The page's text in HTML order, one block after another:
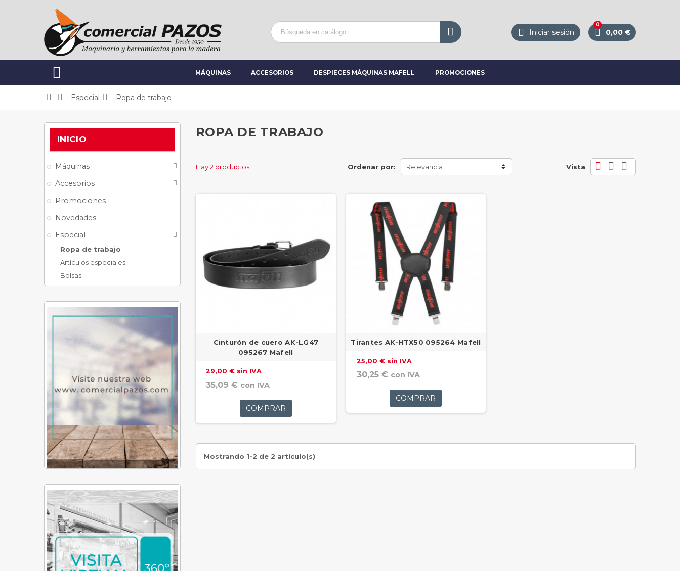
  Iniciar sesión  0,00 €
0
 MÁQUINAS ACCESORIOS DESPIECES MÁQUINAS MAFELL PROMOCIONES
  Especial  Ropa de trabajo
INICIO
Máquinas 
Accesorios 
Promociones
Novedades
Especial

Ropa de trabajo
Artículos especiales
Bolsas
ROPA DE TRABAJO
Hay 2 productos. Ordenar por: Relevancia Vista   
Cinturón de cuero AK-LG47
095267 Mafell
29,00 € sin IVA
35,09 € con IVA
COMPRAR
Tirantes AK-HTX50 095264 Mafell
25,00 € sin IVA
30,25 € con IVA
COMPRAR
Mostrando 1-2 de 2 artículo(s)